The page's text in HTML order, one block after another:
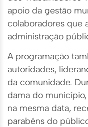
apoio da gestão
colaboradores que
administração
A programação
autoridades,
da comunidade.
dama do
na mesma data,
parabéns do